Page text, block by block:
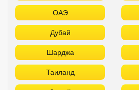
ОАЭ
Дубай
Шарджа
Таиланд